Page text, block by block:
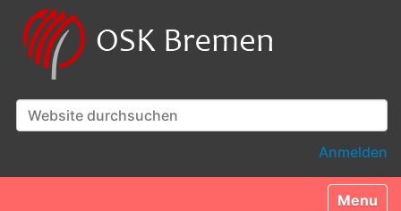
Website durchsuchen
Anmelden
Toggle